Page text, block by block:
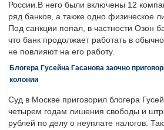
России.В него были включены 12
ряд банков, а также одно физическое
Под санкции попал, в частности Озон
что банк продолжает работать в
не повлияют на его работу.
Блогера Гусейна Гасанова заочно
колонии
Суд в Москве приговорил блогера
четырем годам лишения свободы и
рублей по делу о неуплате налогов.